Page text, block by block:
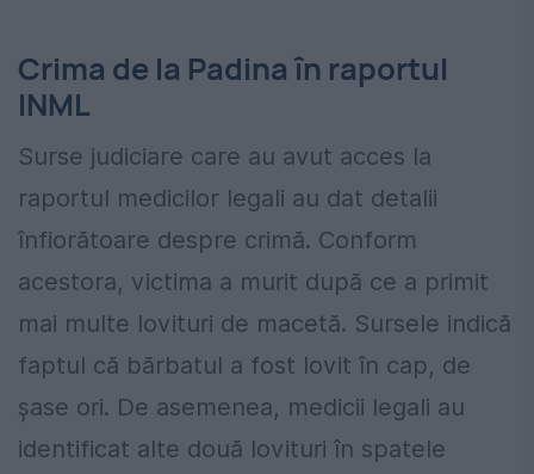
Crima de la Padina în raportul
INML
Surse judiciare care au avut acces la
raportul medicilor legali au dat detalii
înfiorătoare despre crimă. Conform
acestora, victima a murit după ce a primit
mai multe lovituri de macetă. Sursele indică
faptul că bărbatul a fost lovit în cap, de
șase ori. De asemenea, medicii legali au
identificat alte două lovituri în spatele